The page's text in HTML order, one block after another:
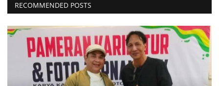
RECOMMENDED POSTS